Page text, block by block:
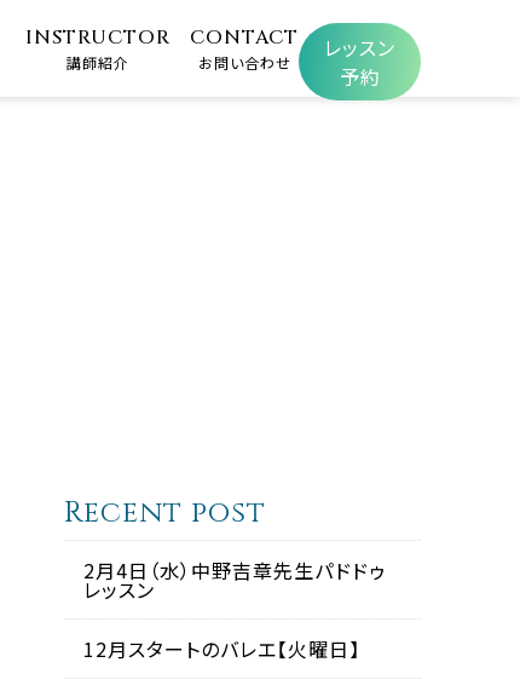
INSTRUCTOR
講師紹介
CONTACT
お問い合わせ
レッスン
予約
Recent post
2月4日（水）中野吉章先生パドドゥ
レッスン
12月スタートのバレエ【火曜日】